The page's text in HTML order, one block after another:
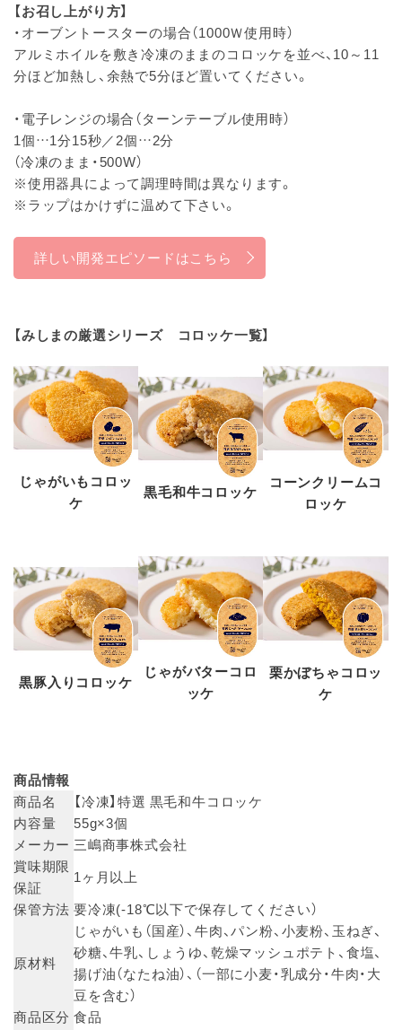
【お召し上がり方】
・オーブントースターの場合（1000Ｗ使用時）
アルミホイルを敷き冷凍のままのコロッケを並べ、10～11
分ほど加熱し、余熱で5分ほど置いてください。
・電子レンジの場合（ターンテーブル使用時）
1個…1分15秒／2個…2分
（冷凍のまま・500W）
※使用器具によって調理時間は異なります。
※ラップはかけずに温めて下さい。
詳しい開発エピソードはこちら
【みしまの厳選シリーズ コロッケ一覧】
じゃがいもコロッ
ケ
黒毛和牛コロッケ
コーンクリームコ
ロッケ
黒豚入りコロッケ
じゃがバターコロ
ッケ
栗かぼちゃコロッ
ケ
商品情報
商品名
【冷凍】特選 黒毛和牛コロッケ
内容量
55g×3個
メーカー 三嶋商事株式会社
賞味期限
保証
1ヶ月以上
保管方法 要冷凍(-18℃以下で保存してください）
原材料
じゃがいも（国産）、牛肉、パン粉、小麦粉、玉ねぎ、
砂糖、牛乳、しょうゆ、乾燥マッシュポテト、食塩、
揚げ油（なたね油）、（一部に小麦・乳成分・牛肉・大
豆を含む）
商品区分 食品